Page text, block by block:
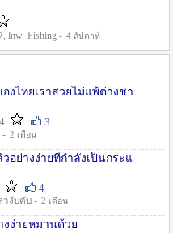
, lnw_Fishing - 4 สัปดาห์
งไทยเราสวยไม่แพ้ต่างชา
3
- 2 เดือน
วอย่างง่ายที่กำลังเป็นกระแ
4
างับคับ - 2 เดือน
งง่ายหมานด้วย